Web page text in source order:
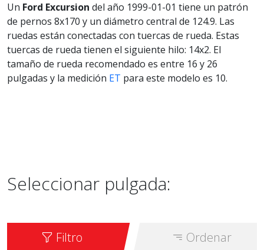
Un Ford Excursion del año 1999-01-01 tiene un patrón
de pernos 8x170 y un diámetro central de 124.9. Las
ruedas están conectadas con tuercas de rueda. Estas
tuercas de rueda tienen el siguiente hilo: 14x2. El
tamaño de rueda recomendado es entre 16 y 26
pulgadas y la medición ET para este modelo es 10.
Seleccionar pulgada:
Filtro Ordenar